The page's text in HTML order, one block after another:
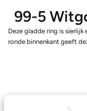
99-5
Deze gladde ring is
ronde binnenkant geeft